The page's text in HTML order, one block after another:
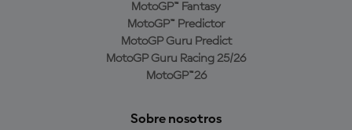
MotoGP™ Fantasy
MotoGP™ Predictor
MotoGP Guru Predict
MotoGP Guru Racing 25/26
MotoGP™26
Sobre nosotros